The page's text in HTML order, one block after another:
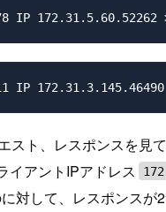
スト、レスポンスを見
イアントIPアドレス
対して、レスポンスが